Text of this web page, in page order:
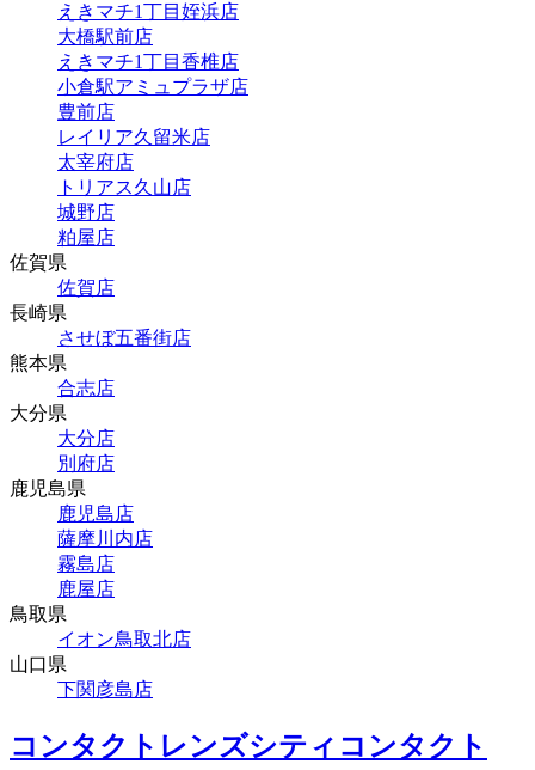
えきマチ1丁目姪浜店
大橋駅前店
えきマチ1丁目香椎店
小倉駅アミュプラザ店
豊前店
レイリア久留米店
太宰府店
トリアス久山店
城野店
粕屋店
佐賀県
佐賀店
長崎県
させぼ五番街店
熊本県
合志店
大分県
大分店
別府店
鹿児島県
鹿児島店
薩摩川内店
霧島店
鹿屋店
鳥取県
イオン鳥取北店
山口県
下関彦島店
コンタクトレンズシティコンタクト